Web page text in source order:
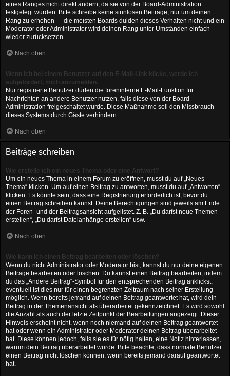
eines Ranges nicht direkt ändern, da sie von der Board-Administration
festgelegt wurden. Bitte schreibe keine sinnlosen Beiträge, nur um deinen
Rang zu erhöhen — die meisten Boards dulden dieses Verhalten nicht und ein
Moderator oder Administrator wird deinen Rang unter Umständen einfach
wieder zurücksetzen.
Nach oben
Wenn ich bei einem Benutzer auf den E-Mail-Link klicke, werde ich
aufgefordert, mich anzumelden.
Nur registrierte Benutzer dürfen die foreninterne E-Mail-Funktion für
Nachrichten an andere Benutzer nutzen, falls diese von der Board-
Administration freigeschaltet wurde. Diese Maßnahme soll den Missbrauch
dieses Systems durch Gäste verhindern.
Nach oben
Beiträge schreiben
Wie erstelle ich ein neues Thema oder eine Antwort?
Um ein neues Thema in einem Forum zu eröffnen, musst du auf „Neues
Thema“ klicken. Um auf einen Beitrag zu antworten, musst du auf „Antworten“
klicken. Es könnte sein, dass eine Registrierung erforderlich ist, bevor du
einen Beitrag schreiben kannst. Deine Berechtigungen sind jeweils am Ende
der Foren- und der Beitragsansicht aufgelistet. Z. B. „Du darfst neue Themen
erstellen“, „Du darfst Dateianhänge erstellen“ usw.
Nach oben
Wie kann ich einen Beitrag bearbeiten oder löschen?
Wenn du nicht Administrator oder Moderator bist, kannst du nur deine eigenen
Beiträge bearbeiten oder löschen. Du kannst einen Beitrag bearbeiten, indem
du das „Ändere Beitrag“-Symbol für den entsprechenden Beitrag anklickst;
eventuell ist dies nur für einen begrenzten Zeitraum nach seiner Erstellung
möglich. Wenn bereits jemand auf deinen Beitrag geantwortet hat, wird dein
Beitrag in der Themenansicht als überarbeitet gekennzeichnet. Es wird sowohl
die Anzahl als auch der letzte Zeitpunkt der Bearbeitungen angezeigt. Dieser
Hinweis erscheint nicht, wenn noch niemand auf deinen Beitrag geantwortet
hat oder wenn ein Administrator oder Moderator deinen Beitrag überarbeitet
hat. Diese können jedoch, falls sie es für nötig halten, eine Notiz hinterlassen,
warum dein Beitrag überarbeitet wurde. Bitte beachte, dass normale Benutzer
einen Beitrag nicht löschen können, wenn bereits jemand darauf geantwortet
hat.